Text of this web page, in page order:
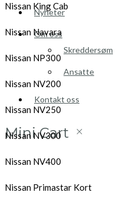
Nyheter
Om oss
Skreddersøm
Ansatte
Kontakt oss
Mini Cart
Nissan King Cab
Nissan Navara
Nissan NP300
Nissan NV200
Nissan NV250
Nissan NV300
Nissan NV400
Nissan Primastar Kort